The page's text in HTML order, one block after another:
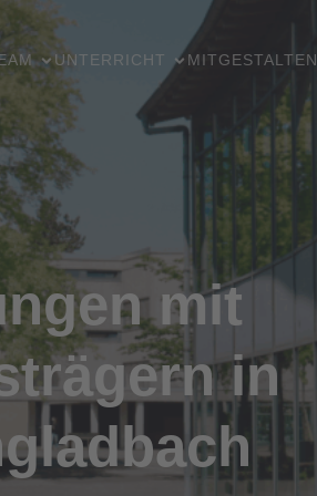
UNTERRICHT MITGESTALTEN
mit
in